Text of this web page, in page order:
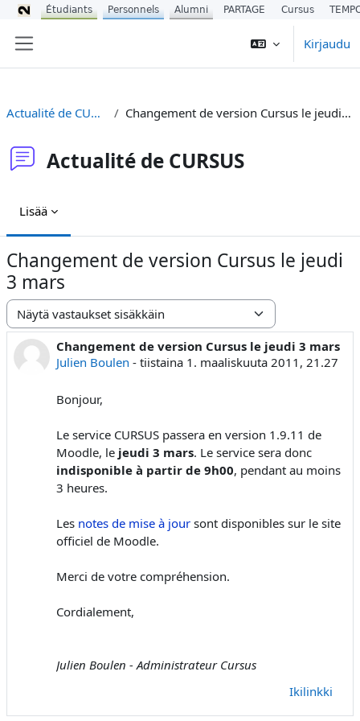
Kirjaudu
Actualité de CURSUS Changement de version Cursus le jeudi 3 mars
Actualité de CURSUS
Lisää
Changement de version Cursus le jeudi
3 mars
Näytön tila
Changement de version Cursus le jeudi 3 mars
Julien Boulen - tiistaina 1. maaliskuuta 2011, 21.27
Vastausten määrä: 0
Bonjour,
Le service CURSUS passera en version 1.9.11 de
Moodle, le jeudi 3 mars. Le service sera donc
indisponible à partir de 9h00, pendant au moins
3 heures.
Les notes de mise à jour sont disponibles sur le site
officiel de Moodle.
Merci de votre compréhension.
Cordialement,
Julien Boulen - Administrateur Cursus
Ikilinkki
Étudiants Personnels Alumni PARTAGE Cursus